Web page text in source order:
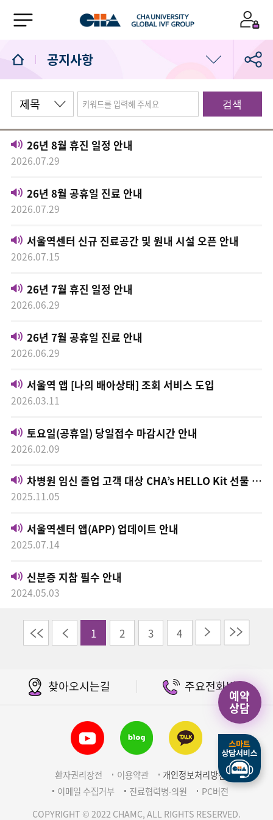
공지사항
공지사항
임신축하합니다
고마워요차병원
고객의소리
검색
26년 8월 휴진 일정 안내
2026.07.29
26년 8월 공휴일 진료 안내
2026.07.29
서울역센터 신규 진료공간 및 원내 시설 오픈 안내
2026.07.15
26년 7월 휴진 일정 안내
2026.06.29
26년 7월 공휴일 진료 안내
2026.06.29
서울역 앱 [나의 배아상태] 조회 서비스 도입
2026.03.11
토요일(공휴일) 당일접수 마감시간 안내
2026.02.09
차병원 임신 졸업 고객 대상 CHA’s HELLO Kit 선물 증정
2025.11.05
서울역센터 앱(APP) 업데이트 안내
2025.07.14
신분증 지참 필수 안내
2024.05.03
이전 1 2 3 4 다음 끝
예약
상담
찾아오시는길 주요전화번호
환자권리장전 이용약관
개인정보처리방침
이메일 수집거부
진료협력병∙의원
PC버전
COPYRIGHT © 2022 CHAMC, ALL RIGHTS RESERVED.